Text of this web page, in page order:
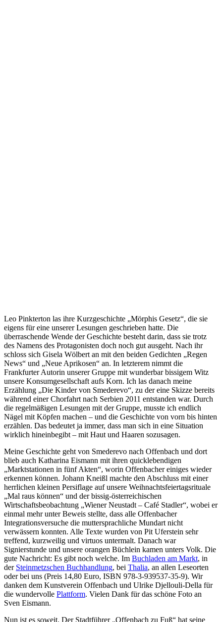
Leo Pinkterton las ihre Kurzgeschichte „Mörphis Gesetz“, die sie
eigens für eine unserer Lesungen geschrieben hatte. Die
überraschende Wende der Geschichte besteht darin, dass sie trotz
des Namens des Protagonisten doch noch gut ausgeht. Nach ihr
schloss sich Gisela Wölbert an mit den beiden Gedichten „Regen
News“ und „Neue Aprikosen“ an. In letzterem nimmt die
Frankfurter Autorin unserer Gruppe mit wunderbar bissigem Witz
unsere Konsumgesellschaft aufs Korn. Ich las danach meine
Erzählung „Die Kinder von Smederevo“, zu der eine Skizze bereits
während einer Chorfahrt nach Serbien 2011 entstanden war. Durch
die regelmäßigen Lesungen mit der Gruppe, musste ich endlich
Nägel mit Köpfen machen – und die Geschichte von vorn bis hinten
erzählen. Das bedeutet ja immer, dass man sich in eine Situation
wirklich hineinbegibt – mit Haut und Haaren sozusagen.
Meine Geschichte geht von Smederevo nach Offenbach und dort
blieb auch Katharina Eismann mit ihren quicklebendigen
„Marktstationen in fünf Akten“, worin Offenbacher einiges wieder
erkennen können. Johann Kneißl machte den Abschluss mit einer
herrlichen kleinen Persiflage auf unsere Weihnachtsfeiertagsrituale
„Mal raus können“ und der bissig-österreichischen
Wirtschaftsbeobachtung „Wiener Neustadt – Café Stadler“, wobei er
einmal mehr unter Beweis stellte, dass alle Offenbacher
Integrationsversuche die muttersprachliche Mundart nicht
verwässern konnten. Alle Texte wurden von Pit Uferstein sehr
treffend, kurzweilig und virtuos untermalt. Danach war
Signierstunde und unsere orangen Büchlein kamen unters Volk. Die
gute Nachricht: Es gibt noch welche. Im Buchladen am Markt, in
der Steinmetzschen Buchhandlung, bei Thalia, an allen Leseorten
oder bei uns (Preis 14,80 Euro, ISBN 978-3-939537-35-9). Wir
danken dem Kunstverein Offenbach und Ulrike Djellouli-Della für
die wundervolle Plattform. Vielen Dank für das schöne Foto an
Sven Eismann.
Nun ist es soweit. Der Stadtführer „Offenbach zu Fuß“ hat seine